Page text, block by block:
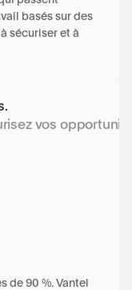
basés sur des
sécuriser et à
vos
de 90 %. Vantel